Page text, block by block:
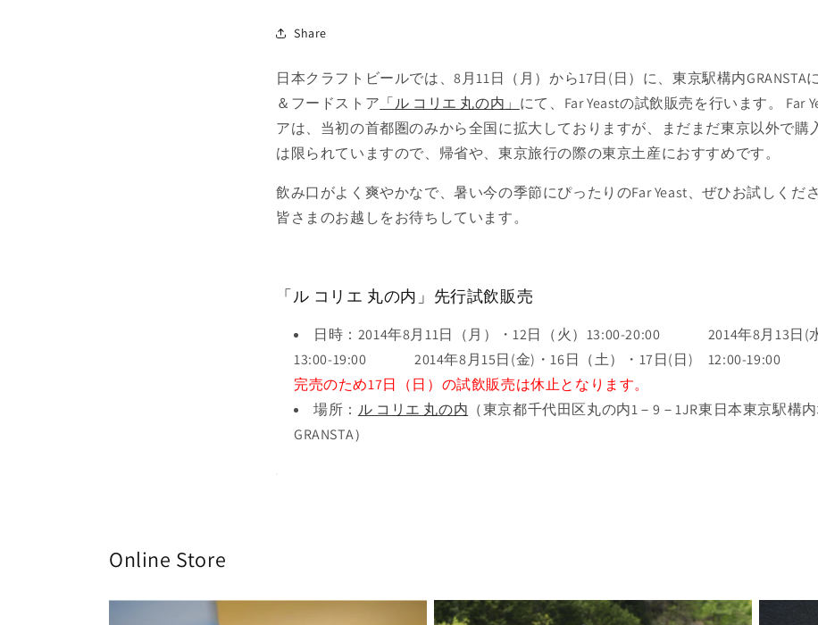
Share
日本クラフトビールでは、8月11日（月）から17日(日）に、東京駅構内GRANSTA
＆フードストア 「ル コリエ 丸の内」 にて、Far Yeastの試飲販売を行います。 Far
アは、当初の首都圏のみから全国に拡大しておりますが、まだまだ東京以外で購
は限られていますので、帰省や、東京旅行の際の東京土産におすすめです。
飲み口がよく爽やかなで、暑い今の季節にぴったりのFar Yeast、ぜひお試しくださ
皆さまのお越しをお待ちしています。
「ル コリエ 丸の内」先行試飲販売
日時：2014年8月11日（月）・12日（火）13:00-20:00 2014年8月13日(
13:00-19:00 2014年8月15日(金)・16日（土）・17日(日) 12:00-
完売のため17日（日）の試飲販売は休止となります。
場所： ル コリエ 丸の内 （東京都千代田区丸の内1－9－1JR東日本東京駅構
GRANSTA）
Online Store